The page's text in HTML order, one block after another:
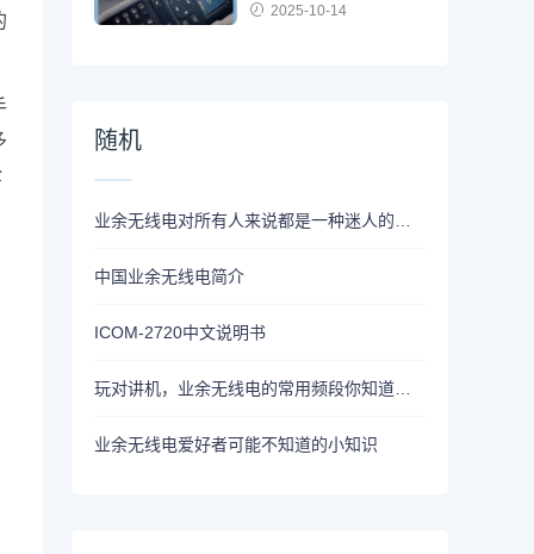
2025-10-14
随机
中国业余无线电简介
ICOM-2720中文说明书
业余无线电爱好者可能不知道的小知识